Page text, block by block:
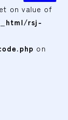
on value of
rsj-
on